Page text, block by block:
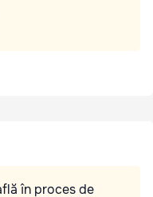
în proces de